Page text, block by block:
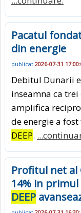
Pacatul
din energie
publicat 2026-07-31
Debitul Dunarii
inseamna ca
amplifica
de energie a
DEEP.
Profitul net al
14% in
DEEP